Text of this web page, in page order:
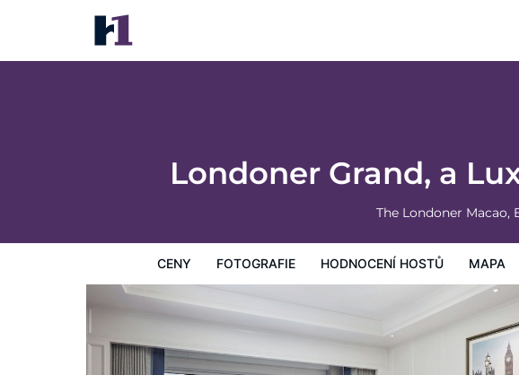
Londoner Grand, a
The Londoner Macao,
CENY FOTOGRAFIE HODNOCENÍ HOSTŮ MAPA
Londoner Grand, a Luxury Collection Hotel, Macao
Ceny Fotografie